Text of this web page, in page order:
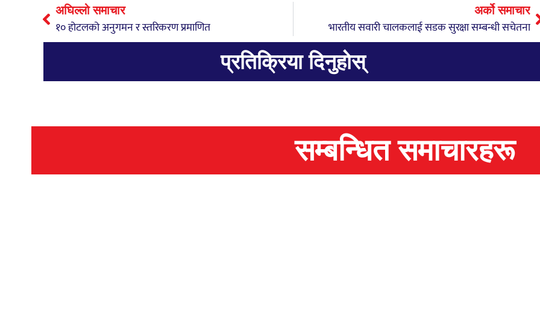
अघिल्लो समाचार
१० होटलको अनुगमन र स्तरिकरण प्रमाणित
अर्को समाचार
भारतीय सवारी चालकलाई सडक सुरक्षा सम्बन्धी सचेतना
प्रतिक्रिया दिनुहोस्
सम्बन्धित समाचारहरू